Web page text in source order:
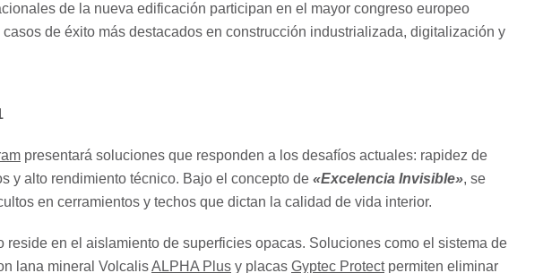
de la nueva edificación participan en el mayor congreso europeo
de éxito más destacados en construcción industrializada, digitalización y
presentará soluciones que responden a los desafíos actuales: rapidez de
y alto rendimiento técnico. Bajo el concepto de «Excelencia Invisible», se
en cerramientos y techos que dictan la calidad de vida interior.
reside en el aislamiento de superficies opacas. Soluciones como el sistema de
lana mineral VolcalisALPHA Plus y placas Gyptec Protectpermiten eliminar